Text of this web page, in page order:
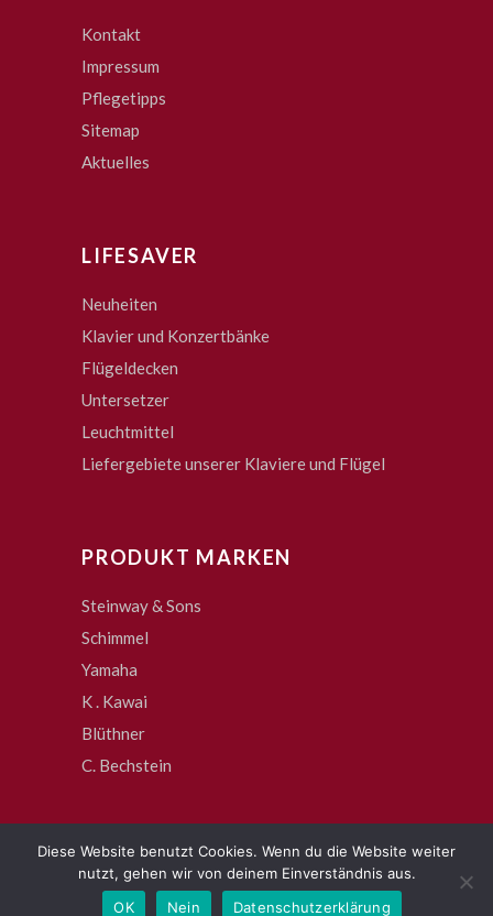
Kontakt
Impressum
Pflegetipps
Sitemap
Aktuelles
LIFESAVER
Neuheiten
Klavier und Konzertbänke
Flügeldecken
Untersetzer
Leuchtmittel
Liefergebiete unserer Klaviere und Flügel
PRODUKT MARKEN
Steinway & Sons
Schimmel
Yamaha
K . Kawai
Blüthner
C. Bechstein
Copyright © 2022 Pianohaus Maintal.
Diese Website benutzt Cookies. Wenn du die Website weiter
nutzt, gehen wir von deinem Einverständnis aus.
OK
Nein Datenschutzerklärung